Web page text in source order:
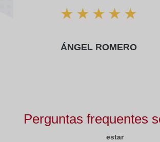
★ ★ ★ ★ ★
ÁNGEL ROMERO
Perguntas frequentes
estar